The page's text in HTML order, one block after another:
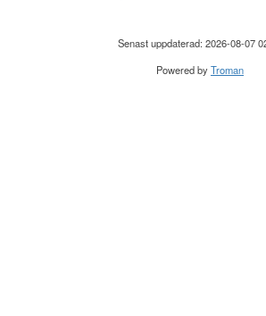
Senast uppdaterad: 2026-08-07
Powered byTroman